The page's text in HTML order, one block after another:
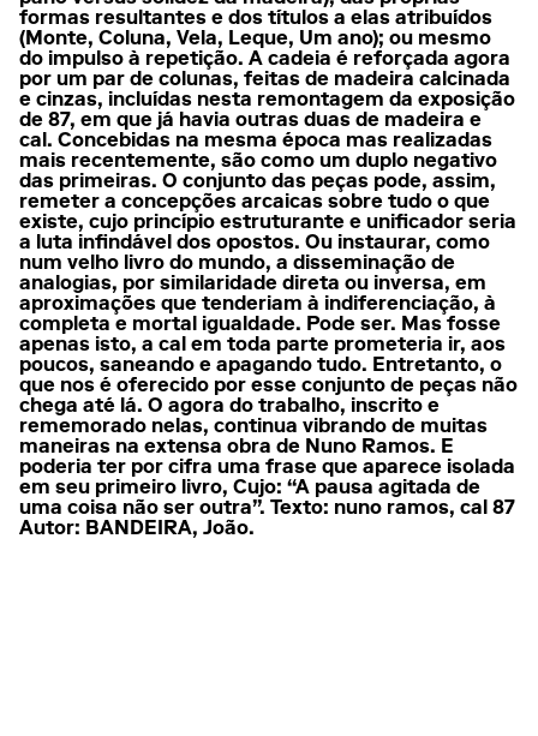
formas resultantes e dos títulos a elas atribuídos
(Monte, Coluna, Vela, Leque, Um ano); ou mesmo
do impulso à repetição. A cadeia é reforçada agora
por um par de colunas, feitas de madeira calcinada
e cinzas, incluídas nesta remontagem da exposição
de 87, em que já havia outras duas de madeira e
cal. Concebidas na mesma época mas realizadas
mais recentemente, são como um duplo negativo
das primeiras. O conjunto das peças pode, assim,
remeter a concepções arcaicas sobre tudo o que
existe, cujo princípio estruturante e unificador seria
a luta infindável dos opostos. Ou instaurar, como
num velho livro do mundo, a disseminação de
analogias, por similaridade direta ou inversa, em
aproximações que tenderiam à indiferenciação, à
completa e mortal igualdade. Pode ser. Mas fosse
apenas isto, a cal em toda parte prometeria ir, aos
poucos, saneando e apagando tudo. Entretanto, o
que nos é oferecido por esse conjunto de peças não
chega até lá. O agora do trabalho, inscrito e
rememorado nelas, continua vibrando de muitas
maneiras na extensa obra de Nuno Ramos. E
poderia ter por cifra uma frase que aparece isolada
em seu primeiro livro, Cujo: “A pausa agitada de
uma coisa não ser outra”. Texto: nuno ramos, cal 87
Autor: BANDEIRA, João.